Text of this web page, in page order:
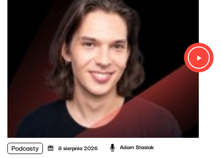
Podcasty 8 sierpnia 2026 Adam Stasiak